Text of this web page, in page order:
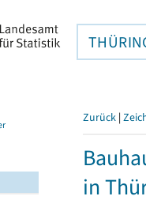
Zurück |
in